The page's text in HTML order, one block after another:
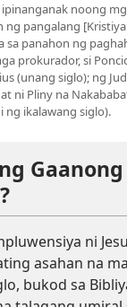
noong
ng pangalang
panahon ng
prokurador, si
(unang siglo); ng
ni Pliny na
ng ikalawang siglo).
ni
asahan na
bukod sa